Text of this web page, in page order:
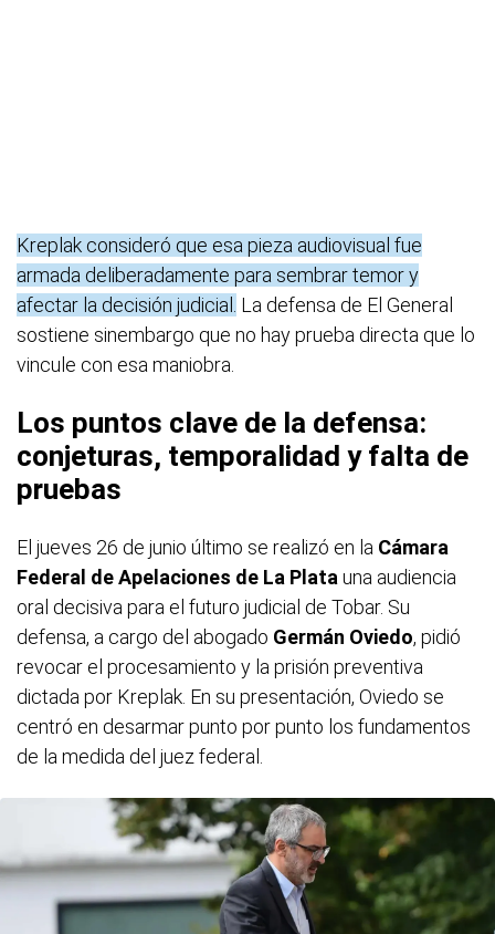
Kreplak consideró que esa pieza audiovisual fue
armada deliberadamente para sembrar temor y
afectar la decisión judicial. La defensa de El General
sostiene sinembargo que no hay prueba directa que lo
vincule con esa maniobra.
Los puntos clave de la defensa:
conjeturas, temporalidad y falta de
pruebas
El jueves 26 de junio último se realizó en la Cámara
Federal de Apelaciones de La Plata una audiencia
oral decisiva para el futuro judicial de Tobar. Su
defensa, a cargo del abogado Germán Oviedo, pidió
revocar el procesamiento y la prisión preventiva
dictada por Kreplak. En su presentación, Oviedo se
centró en desarmar punto por punto los fundamentos
de la medida del juez federal.